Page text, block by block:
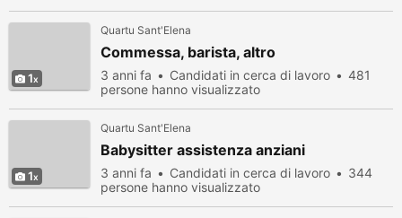
1
Quartu Sant'Elena
Commessa, barista, altro
3 anni fa Candidati in cerca di lavoro
481
persone hanno visualizzato
1
Quartu Sant'Elena
Babysitter assistenza anziani
3 anni fa Candidati in cerca di lavoro
344
persone hanno visualizzato